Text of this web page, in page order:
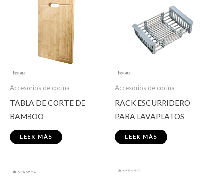
Accesorios de cocina
TABLA DE CORTE DE
BAMBOO
LEER MÁS
Accesorios de cocina
RACK ESCURRIDERO
PARA LAVAPLATOS
LEER MÁS